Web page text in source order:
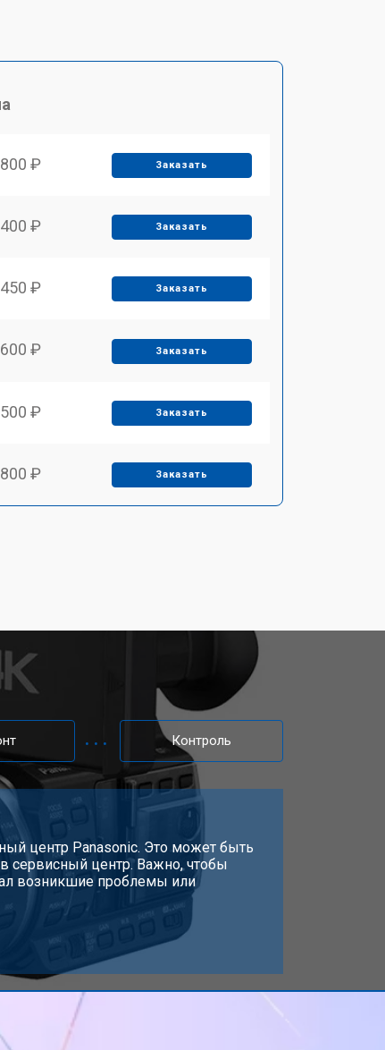
₽ Заказать
₽ Заказать
₽ Заказать
₽ Заказать
₽ Заказать
₽ Заказать
Контроль
центр Panasonic. Это может быть
сервисный центр. Важно, чтобы
возникшие проблемы или